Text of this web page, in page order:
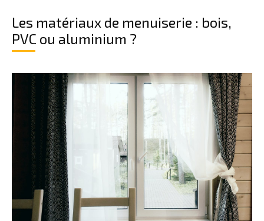
Les matériaux de menuiserie : bois,
PVC ou aluminium ?